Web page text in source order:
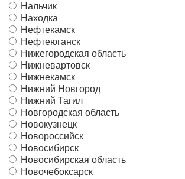
Нальчик
Находка
Нефтекамск
Нефтеюганск
Нижегородская область
Нижневартовск
Нижнекамск
Нижний Новгород
Нижний Тагил
Новгородская область
Новокузнецк
Новороссийск
Новосибирск
Новосибирская область
Новочебоксарск